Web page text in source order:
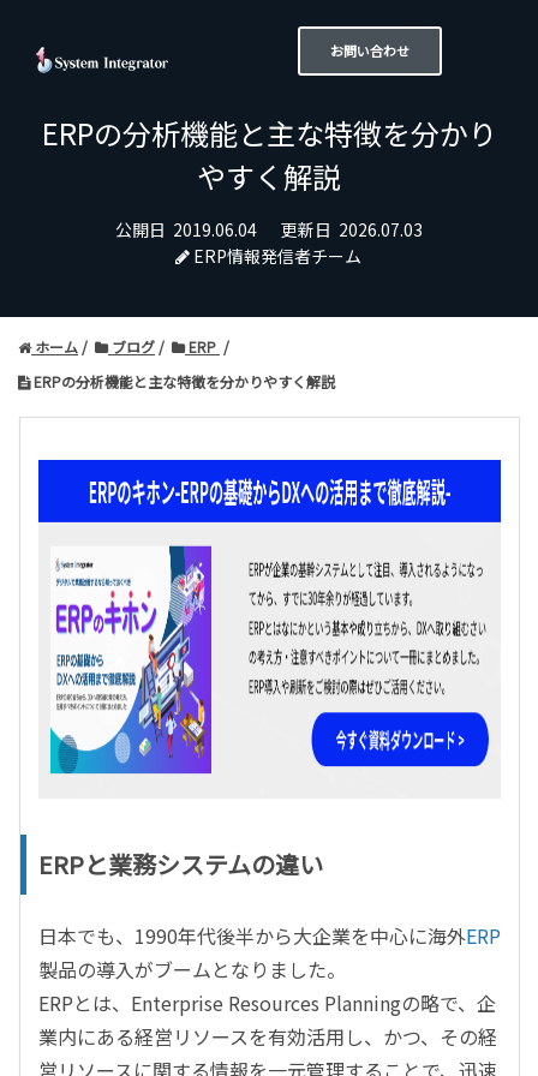
お問い合わせ
ERPの分析機能と主な特徴を分かり
やすく解説
公開日 2019.06.04 更新日 2026.07.03
ERP情報発信者チーム
ホーム ブログ
ERP
ERPの分析機能と主な特徴を分かりやすく解説
ERPと業務システムの違い
日本でも、1990年代後半から大企業を中心に海外ERP
製品の導入がブームとなりました。
ERPとは、Enterprise Resources Planningの略で、企
業内にある経営リソースを有効活用し、かつ、その経